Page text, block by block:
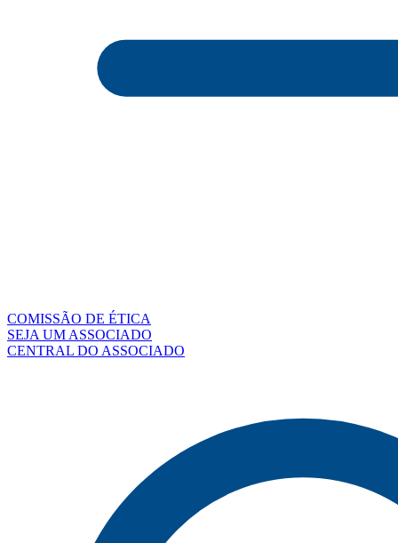
COMISSÃO DE ÉTICA
SEJA UM ASSOCIADO
CENTRAL DO ASSOCIADO